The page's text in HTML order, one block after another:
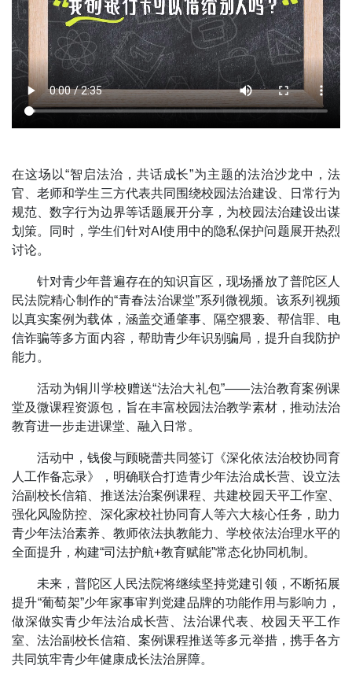
在这场以“智启法治，共话成长”为主题的法治沙龙中，法
官、老师和学生三方代表共同围绕校园法治建设、日常行为
规范、数字行为边界等话题展开分享，为校园法治建设出谋
划策。同时，学生们针对AI使用中的隐私保护问题展开热烈
讨论。
针对青少年普遍存在的知识盲区，现场播放了普陀区人
民法院精心制作的“青春法治课堂”系列微视频。该系列视频
以真实案例为载体，涵盖交通肇事、隔空猥亵、帮信罪、电
信诈骗等多方面内容，帮助青少年识别骗局，提升自我防护
能力。
活动为铜川学校赠送“法治大礼包”——法治教育案例课
堂及微课程资源包，旨在丰富校园法治教学素材，推动法治
教育进一步走进课堂、融入日常。
活动中，钱俊与顾晓蕾共同签订《深化依法治校协同育
人工作备忘录》，明确联合打造青少年法治成长营、设立法
治副校长信箱、推送法治案例课程、共建校园天平工作室、
强化风险防控、深化家校社协同育人等六大核心任务，助力
青少年法治素养、教师依法执教能力、学校依法治理水平的
全面提升，构建“司法护航+教育赋能”常态化协同机制。
未来，普陀区人民法院将继续坚持党建引领，不断拓展
提升“葡萄架”少年家事审判党建品牌的功能作用与影响力，
做深做实青少年法治成长营、法治课代表、校园天平工作
室、法治副校长信箱、案例课程推送等多元举措，携手各方
共同筑牢青少年健康成长法治屏障。